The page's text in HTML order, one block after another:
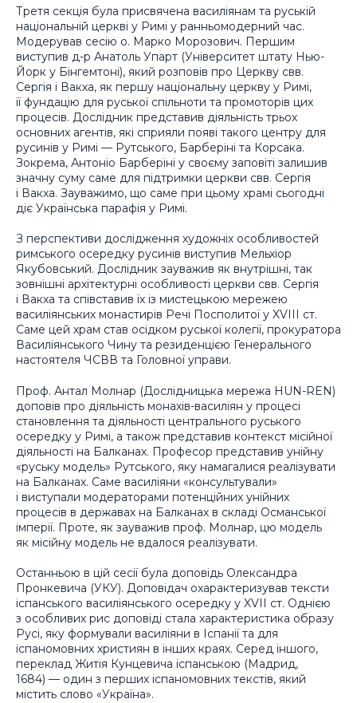
Третя секція була присвячена василіянам та руській
національній церкві у Римі у ранньомодерний час.
Модерував сесію о. Марко Морозович. Першим
виступив д-р Анатоль Упарт (Університет штату Нью-
Йорк у Бінгемтоні), який розповів про Церкву свв.
Сергія і Вакха, як першу національну церкву у Римі,
її фундацію для руської спільноти та промоторів цих
процесів. Дослідник представив діяльність трьох
основних агентів, які сприяли появі такого центру для
русинів у Римі — Рутського, Барберіні та Корсака.
Зокрема, Антоніо Барберіні у своєму заповіті залишив
значну суму саме для підтримки церкви свв. Сергія
і Вакха. Зауважимо, що саме при цьому храмі сьогодні
діє Українська парафія у Римі.
З перспективи дослідження художніх особливостей
римського осередку русинів виступив Мельхіор
Якубовський. Дослідник зауважив як внутрішні, так
зовнішні архітектурні особливості церкви свв. Сергія
і Вакха та співставив їх із мистецькою мережею
василіянських монастирів Речі Посполитої у XVIII ст.
Саме цей храм став осідком руської колегії, прокуратора
Василіянського Чину та резиденцією Генерального
настоятеля ЧСВВ та Головної управи.
Проф. Антал Молнар (Дослідницька мережа HUN-REN)
доповів про діяльність монахів-василіян у процесі
становлення та діяльності центрального руського
осередку у Римі, а також представив контекст місійної
діяльності на Балканах. Професор представив унійну
«руську модель» Рутського, яку намагалися реалізувати
на Балканах. Саме василіяни «консультували»
і виступали модераторами потенційних унійних
процесів в державах на Балканах в складі Османської
імперії. Проте, як зауважив проф. Молнар, цю модель
як місійну модель не вдалося реалізувати.
Останньою в цій сесії була доповідь Олександра
Пронкевича (УКУ). Доповідач охарактеризував тексти
іспанського василіянського осередку у XVII ст. Однією
з особливих рис доповіді стала характеристика образу
Русі, яку формували василіяни в Іспанії та для
іспаномовних християн в інших краях. Серед іншого,
переклад Житія Кунцевича іспанською (Мадрид,
1684) — один з перших іспаномовних текстів, який
містить слово «Україна».